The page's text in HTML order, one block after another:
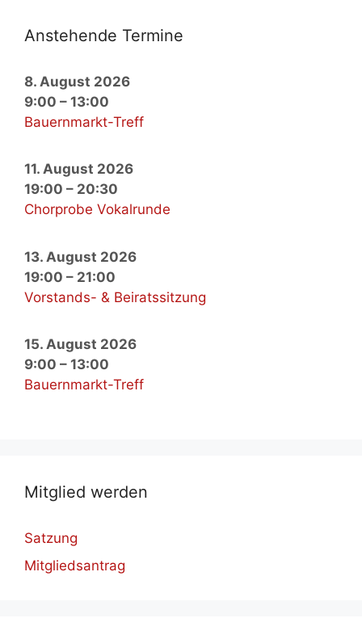
An­ste­hen­de Ter­mi­ne
8. August 2026
9:00 – 13:00
Bauernmarkt-Treff
11. August 2026
19:00 – 20:30
Chorprobe Vokalrunde
13. August 2026
19:00 – 21:00
Vorstands- & Beiratssitzung
15. August 2026
9:00 – 13:00
Bauernmarkt-Treff
Mit­glied wer­den
Satzung
Mitgliedsantrag